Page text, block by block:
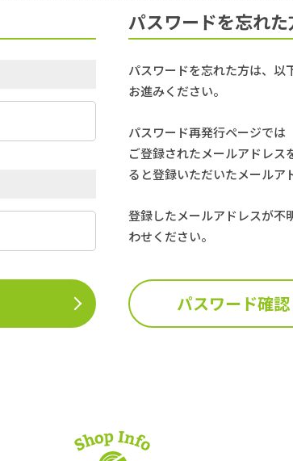
パスワードを忘れ
パスワードを忘れた方は、以
お進みください。
パスワード再発行ページでは
ご登録されたメールアドレス
ると登録いただいたメールア
登録したメールアドレスが不
わせください。
パスワード確認